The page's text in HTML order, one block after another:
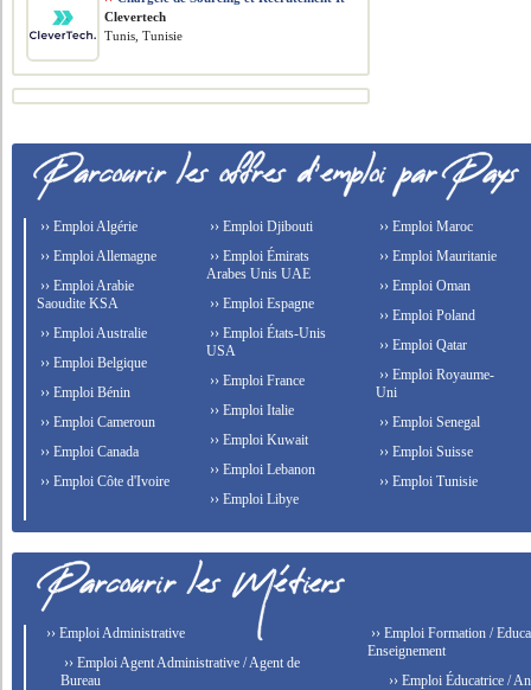
Clevertech
Tunis, Tunisie
›› Emploi Algérie
›› Emploi Allemagne
›› Emploi Arabie
Saoudite KSA
›› Emploi Australie
›› Emploi Belgique
›› Emploi Bénin
›› Emploi Cameroun
›› Emploi Canada
›› Emploi Côte d'Ivoire
›› Emploi Djibouti
›› Emploi Émirats
Arabes Unis UAE
›› Emploi Espagne
›› Emploi États-Unis
USA
›› Emploi France
›› Emploi Italie
›› Emploi Kuwait
›› Emploi Lebanon
›› Emploi Libye
›› Emploi Maroc
›› Emploi Mauritanie
›› Emploi Oman
›› Emploi Poland
›› Emploi Qatar
›› Emploi Royaume-
Uni
›› Emploi Senegal
›› Emploi Suisse
›› Emploi Tunisie
›› Emploi Administrative
›› Emploi Agent Administrative / Agent de
Bureau
›› Emploi Formation /
Enseignement
›› Emploi Éducatrice /